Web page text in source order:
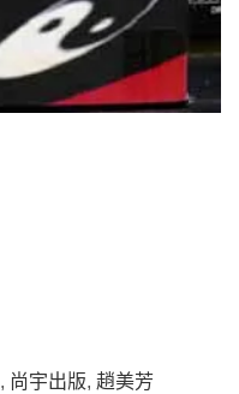
, 尚宇出版, 趙美芳